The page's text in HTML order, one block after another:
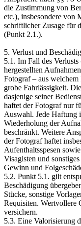
die Zustimmung von
etc.), insbesondere von
schriftlicher Zusage für
(Punkt 2.1.).
5. Verlust und
5.1. Im Fall des
hergestellten
Fotograf – aus
grobe Fahrlässigkeit.
dasjenige seiner
haftet der Fotograf nur
Auswahl. Jede Haftung
Wiederholung der
beschränkt. Weitere
der Fotograf haftet
Aufenthaltsspesen
Visagisten und
Gewinn und
5.2. Punkt 5.1. gilt
Beschädigung
Stücke, sonstige
Requisiten. Wertvollere
versichern.
5.3. Eine Valorisierung